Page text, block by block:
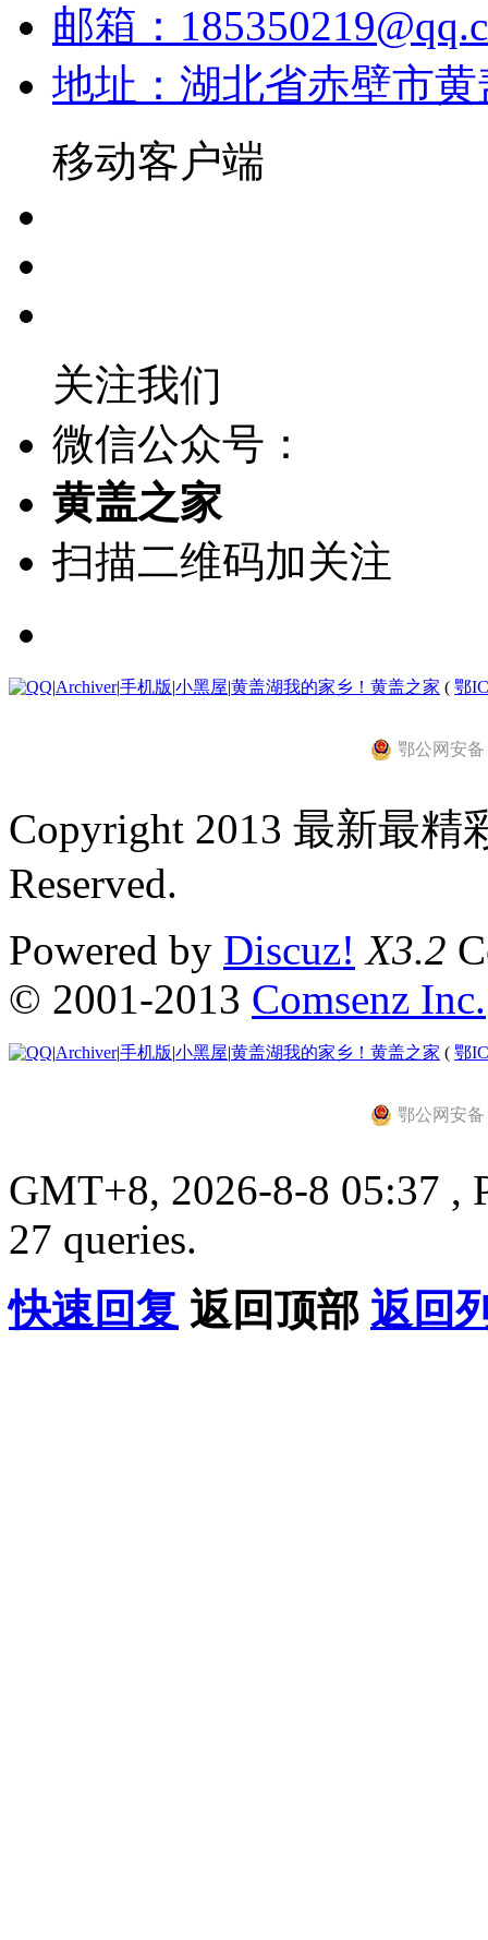
邮箱：
地址：湖北省赤壁市
移动客户端
关注我们
微信公众号：
黄盖之家
扫描二维码加关注
|Archiver|手机版|小黑屋|黄盖湖我的家乡！黄盖之家 ( 鄂
鄂公网安备
Copyright 2013 最新最
Reserved.
Powered by Discuz! X3.2
© 2001-2013 Comsenz Inc.
|Archiver|手机版|小黑屋|黄盖湖我的家乡！黄盖之家 ( 鄂
鄂公网安备
GMT+8, 2026-8-8 05:37 ,
27 queries.
快速回复 返回顶部 返回